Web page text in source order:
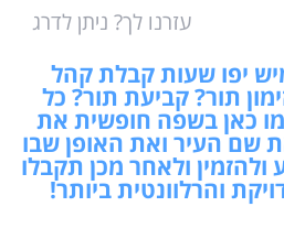
עזרנו לך? ניתן לדרג
יפו שעות קבלת קהל
תור? קביעת תור? כל
כאן בשפה חופשית את
שם העיר ואת האופן שבו
ולאחר מכן תקבלו
והרלוונטית ביותר!